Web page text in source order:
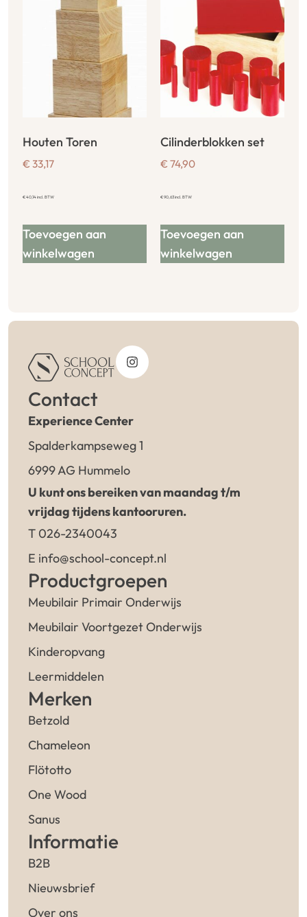
Houten Toren
€ 33,17
€40,14incl. BTW
Toevoegen aan
winkelwagen
Cilinderblokken set
€ 74,90
€90,63incl. BTW
Toevoegen aan
winkelwagen
Contact
Experience Center
Spalderkampseweg 1
6999 AG Hummelo
U kunt ons bereiken van maandag t/m
vrijdag tijdens kantooruren.
T 026-2340043
E info@school-concept.nl
Productgroepen
Meubilair Primair Onderwijs
Meubilair Voortgezet Onderwijs
Kinderopvang
Leermiddelen
Merken
Betzold
Chameleon
Flötotto
One Wood
Sanus
Informatie
B2B
Nieuwsbrief
Over ons